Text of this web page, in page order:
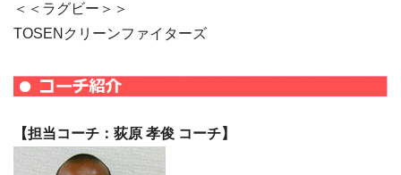
＜＜ラグビー＞＞
TOSENクリーンファイターズ
【担当コーチ：荻原 孝俊 コーチ】